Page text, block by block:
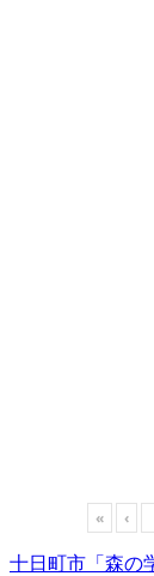
« ‹
十日町市「森の